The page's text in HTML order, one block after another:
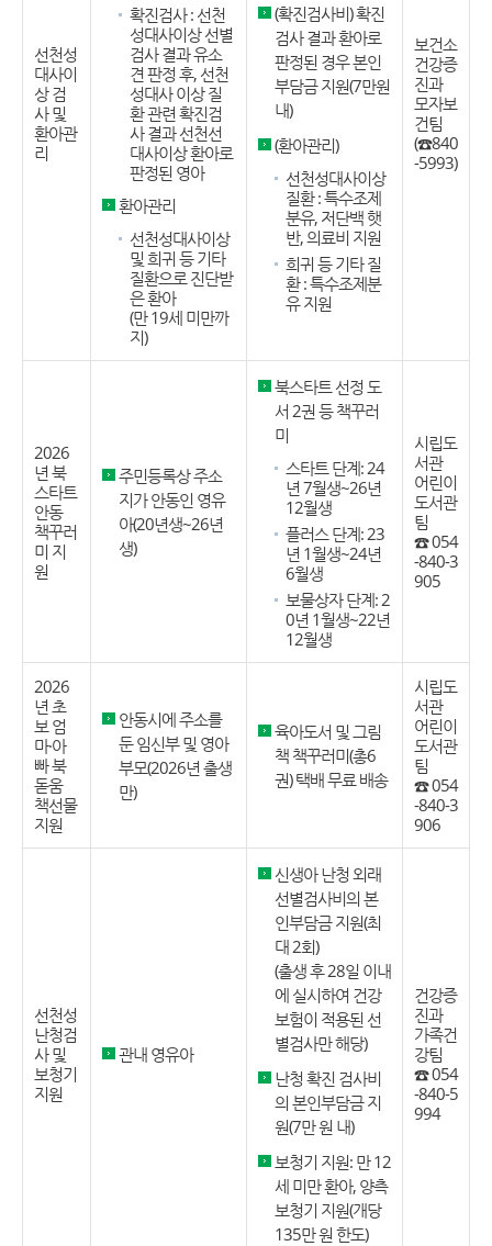
선천성
대사이
상 검
사 및
환아관
리
확진검사 : 선천
성대사이상 선별
검사 결과 유소
견 판정 후, 선천
성대사 이상 질
환 관련 확진검
사 결과 선천선
대사이상 환아로
판정된 영아
환아관리
선천성대사이상
및 희귀 등 기타
질환으로 진단받
은 환아
(만 19세 미만까
지)
(확진검사비) 확진
검사 결과 환아로
판정된 경우 본인
부담금 지원(7만원
내)
(환아관리)
선천성대사이상
질환 : 특수조제
분유, 저단백 햇
반, 의료비 지원
희귀 등 기타 질
환 : 특수조제분
유 지원
보건소
건강증
진과
모자보
건팀
(☎840
-5993)
2026
년 북
스타트
안동
책꾸러
미 지
원
주민등록상 주소
지가 안동인 영유
아(20년생~26년
생)
북스타트 선정 도
서 2권 등 책꾸러
미
스타트 단계: 24
년 7월생~26년
12월생
플러스 단계: 23
년 1월생~24년
6월생
보물상자 단계: 2
0년 1월생~22년
12월생
시립도
서관
어린이
도서관
팀
☎ 054
-840-3
905
2026
년 초
보 엄
마·아
빠 북
돋움
책선물
지원
안동시에 주소를
둔 임신부 및 영아
부모(2026년 출생
만)
육아도서 및 그림
책 책꾸러미(총6
권) 택배 무료 배송
시립도
서관
어린이
도서관
팀
☎ 054
-840-3
906
선천성
난청검
사 및
보청기
지원
관내 영유아
신생아 난청 외래
선별검사비의 본
인부담금 지원(최
대 2회)
(출생 후 28일 이내
에 실시하여 건강
보험이 적용된 선
별검사만 해당)
난청 확진 검사비
의 본인부담금 지
원(7만 원 내)
보청기 지원: 만 12
세 미만 환아, 양측
보청기 지원(개당
135만 원 한도)
건강증
진과
가족건
강팀
☎ 054
-840-5
994